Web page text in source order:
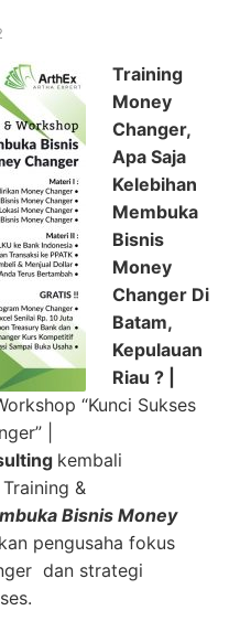
Training
Money
Changer,
Apa Saja
Kelebihan
Membuka
Bisnis
Money
Changer Di
Batam,
Kepulauan
Riau ?
“Kunci Sukses
|
kembali
&
Bisnis Money
pengusaha fokus
dan strategi